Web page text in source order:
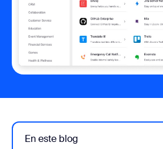
En este blog